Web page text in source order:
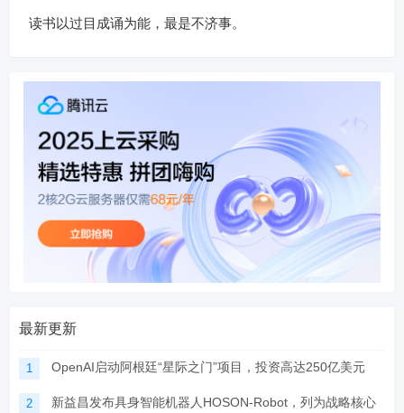
读书以过目成诵为能，最是不济事。
最新更新
1 OpenAI启动阿根廷“星际之门”项目，投资高达250亿美元
2 新益昌发布具身智能机器人HOSON-Robot，列为战略核心